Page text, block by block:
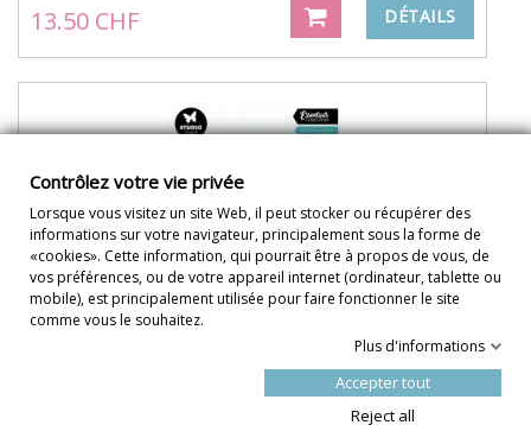
13.50 CHF DÉTAILS
Contrôlez votre vie privée
Lorsque vous visitez un site Web, il peut stocker ou récupérer des
informations sur votre navigateur, principalement sous la forme de
«cookies». Cette information, qui pourrait être à propos de vous, de
vos préférences, ou de votre appareil internet (ordinateur, tablette ou
mobile), est principalement utilisée pour faire fonctionner le site
comme vous le souhaitez.
Plus d'informations
Accepter tout
Reject all